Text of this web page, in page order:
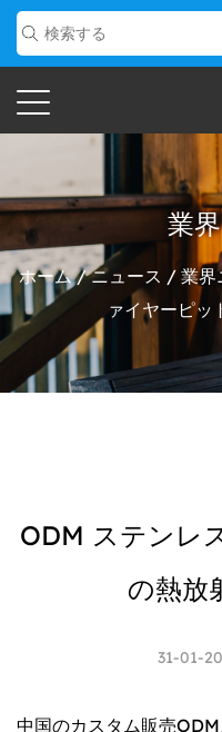
業
ホーム/ニュース / 業界
ァイヤーピッ
ODM ステンレ
の熱放
31-01-
中国のカスタム販売